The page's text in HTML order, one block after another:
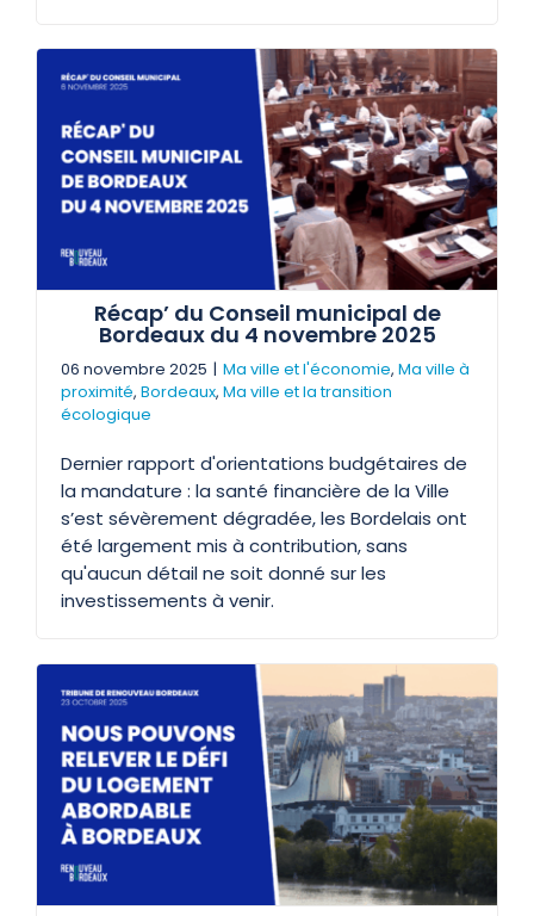
Récap’ du Conseil municipal de
Bordeaux du 4 novembre 2025
06 novembre 2025 | Ma ville et l'économie, Ma ville à
proximité, Bordeaux, Ma ville et la transition
écologique
Dernier rapport d'orientations budgétaires de
la mandature : la santé financière de la Ville
s’est sévèrement dégradée, les Bordelais ont
été largement mis à contribution, sans
qu'aucun détail ne soit donné sur les
investissements à venir.